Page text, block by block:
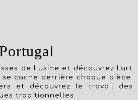
de l'usine et découvrez l'art
cache derrière chaque pièce.
et découvrez le travail des
traditionnelles.